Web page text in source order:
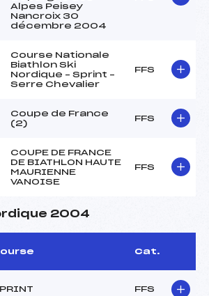
Alpes Peisey
Nancroix 30
décembre 2004
Course Nationale
Biathlon Ski
Nordique – Sprint –
Serre Chevalier
FFS
Coupe de France
(2)
FFS
COUPE DE FRANCE
DE BIATHLON HAUTE
MAURIENNE
VANOISE
FFS
2004
Cat.
FFS